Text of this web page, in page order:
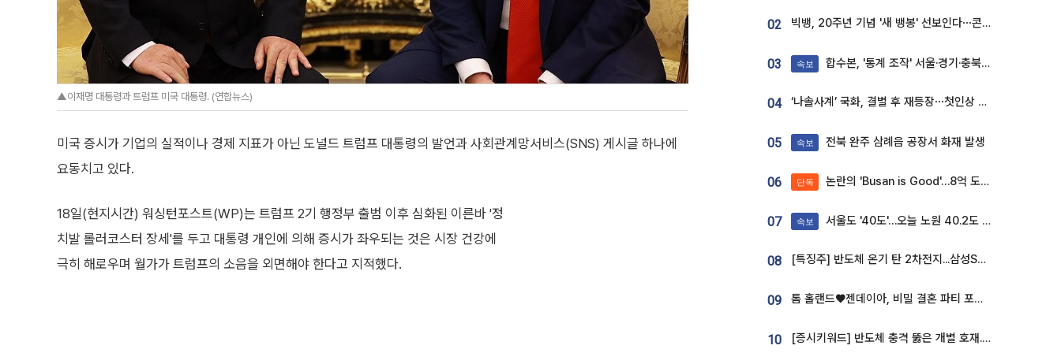
▲이재명 대통령과 트럼프 미국 대통령. (연합뉴스)
미국 증시가 기업의 실적이나 경제 지표가 아닌 도널드 트럼프 대통령의 발언과 사회관계망서비스(SNS) 게시글 하나에
요동치고 있다.
18일(현지시간) 워싱턴포스트(WP)는 트럼프 2기 행정부 출범 이후 심화된 이른바 '정
치발 롤러코스터 장세'를 두고 대통령 개인에 의해 증시가 좌우되는 것은 시장 건강에
극히 해로우며 월가가 트럼프의 소음을 외면해야 한다고 지적했다.
02 빅뱅, 20주년 기념 '새 뱅봉' 선보인다⋯콘서트 앞두고 팝업 개최
03 속보 합수본, '통계 조작' 서울·경기·충북 선관위 등 추가 압수수색
04 ‘나솔사계’ 국화, 결별 후 재등장⋯첫인상 투표 휩쓸고 ‘인기녀’ 등극
05 속보 전북 완주 삼례읍 공장서 화재 발생
06 단독 논란의 'Busan is Good'…8억 도시브랜드, 용산 대통령실 CI 업체가 수행
07 속보 서울도 '40도'…오늘 노원 40.2도 기록
08 [특징주] 반도체 온기 탄 2차전지...삼성SDI, 장 초반 7% 넘게 껑충
09 톰 홀랜드♥젠데이아, 비밀 결혼 파티 포착⋯호텔 대관비만 9억
10 [증시키워드] 반도체 충격 뚫은 개별 호재...포스코퓨처엠·에코프로·한화솔루션 '눈길'